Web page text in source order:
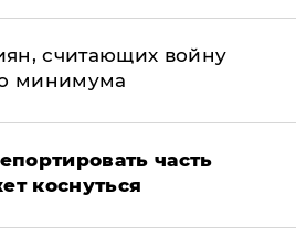
считающих войну
минимума
часть
коснуться